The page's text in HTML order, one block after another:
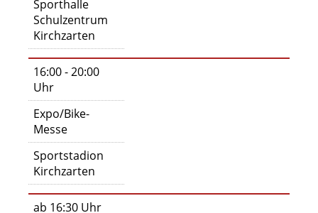
Sporthalle
Schulzentrum
Kirchzarten
16:00 - 20:00
Uhr
Expo/Bike-
Messe
Sportstadion
Kirchzarten
ab 16:30 Uhr